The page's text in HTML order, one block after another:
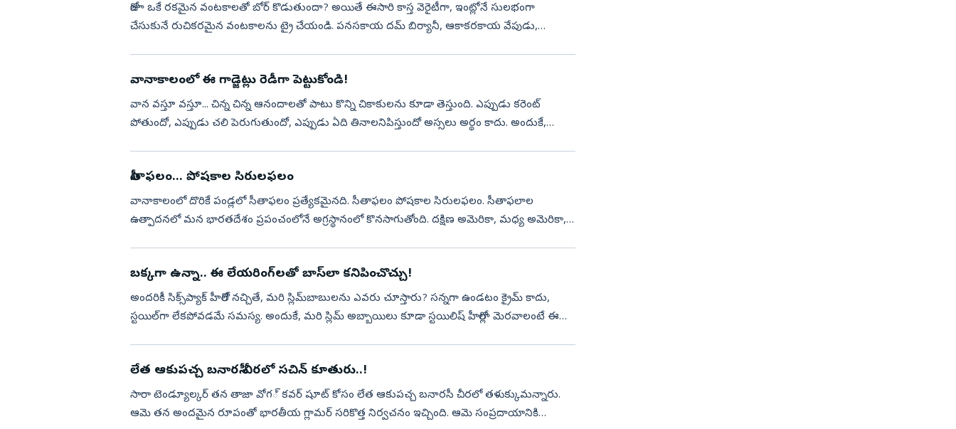
రోజూ ఒకే రకమైన వంటకాలతో బోర్‌ కొడుతుందా? అయితే ఈసారి కాస్త వెరైటీగా, ఇంట్లోనే సులభంగా
చేసుకునే రుచికరమైన వంటకాలను ట్రై చేయండి. పనసకాయ దమ్‌ బిర్యానీ, ఆకాకరకాయ వేపుడు,
వానాకాలంలో ఈ గాడ్జెట్లు రెడీగా పెట్టుకోండి!
వాన వస్తూ వస్తూ... చిన్న చిన్న ఆనందాలతో పాటు కొన్ని చికాకులను కూడా తెస్తుంది. ఎప్పుడు కరెంట్‌
పోతుందో, ఎప్పుడు చలి పెరుగుతుందో, ఎప్పుడు ఏది తినాలనిపిస్తుందో అస్సలు అర్థం కాదు. అందుకే,
సీతాఫలం... పోషకాల సిరులఫలం
వానాకాలంలో దొరికే పండ్లలో సీతాఫలం ప్రత్యేకమైనది. సీతాఫలం పోషకాల సిరులఫలం. సీతాఫలాల
ఉత్పాదనలో మన భారతదేశం ప్రపంచంలోనే అగ్రస్థానంలో కొనసాగుతోంది. దక్షిణ అమెరికా, మధ్య అమెరికా,
బక్కగా ఉన్నా.. ఈ లేయరింగ్‌లతో బాస్‌లా కనిపించొచ్చు!
అందరికీ సిక్స్‌ప్యాక్‌ హీరోలే నచ్చితే, మరి స్లిమ్‌బాబులను ఎవరు చూస్తారు? సన్నగా ఉండటం క్రైమ్‌ కాదు,
స్టయిల్‌గా లేకపోవడమే సమస్య. అందుకే, మరి స్లిమ్‌ అబ్బాయిలు కూడా స్టయిలిష్‌ హీరోల్లా మెరవాలంటే ఈ
లేత ఆకుపచ్చ బనారసీ చీరలో సచిన్‌ కూతురు..!
సారా టెండ్యూల్కర్‌ తన తాజా వోగ​్‌ కవర్‌ షూట్‌ కోసం లేత ఆకుపచ్చ బనారసీ చీరలో తళుక్కుమన్నారు.
ఆమె తన అందమైన రూపంతో భారతీయ గ్లామర్‌ సరికొత్త నిర్వచనం ఇచ్చింది. ఆమె సంప్రదాయానికి